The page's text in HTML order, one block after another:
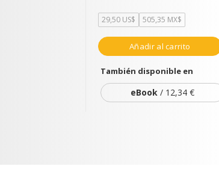
29,50 US$ 505,35 MX$
Añadir al carrito
También disponible en
eBook/ 12,34 €